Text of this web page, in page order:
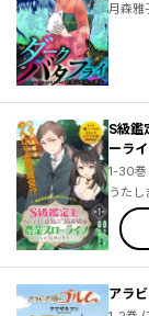
月森雅
S級鑑
ーラ
1-30
アラ